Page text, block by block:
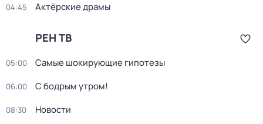
04:45 Актёрские драмы
РЕН ТВ
05:00 Самые шoкиpующие гипотезы
06:00 С бодрым утром!
08:30 Новости